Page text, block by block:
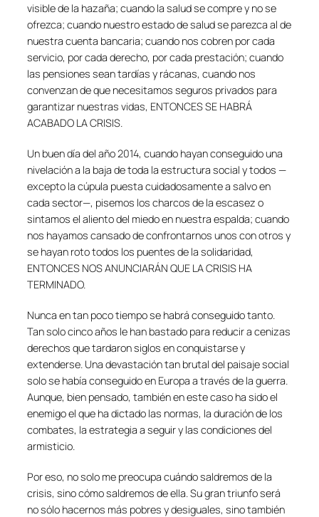
visible de la hazaña; cuando la salud se compre y no se
ofrezca; cuando nuestro estado de salud se parezca al de
nuestra cuenta bancaria; cuando nos cobren por cada
servicio, por cada derecho, por cada prestación; cuando
las pensiones sean tardías y rácanas, cuando nos
convenzan de que necesitamos seguros privados para
garantizar nuestras vidas, ENTONCES SE HABRÁ
ACABADO LA CRISIS.
Un buen día del año 2014, cuando hayan conseguido una
nivelación a la baja de toda la estructura social y todos —
excepto la cúpula puesta cuidadosamente a salvo en
cada sector—, pisemos los charcos de la escasez o
sintamos el aliento del miedo en nuestra espalda; cuando
nos hayamos cansado de confrontarnos unos con otros y
se hayan roto todos los puentes de la solidaridad,
ENTONCES NOS ANUNCIARÁN QUE LA CRISIS HA
TERMINADO.
Nunca en tan poco tiempo se habrá conseguido tanto.
Tan solo cinco años le han bastado para reducir a cenizas
derechos que tardaron siglos en conquistarse y
extenderse. Una devastación tan brutal del paisaje social
solo se había conseguido en Europa a través de la guerra.
Aunque, bien pensado, también en este caso ha sido el
enemigo el que ha dictado las normas, la duración de los
combates, la estrategia a seguir y las condiciones del
armisticio.
Por eso, no solo me preocupa cuándo saldremos de la
crisis, sino cómo saldremos de ella. Su gran triunfo será
no sólo hacernos más pobres y desiguales, sino también